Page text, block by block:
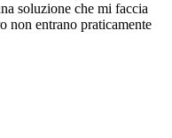
soluzione che mi faccia
non entrano praticamente